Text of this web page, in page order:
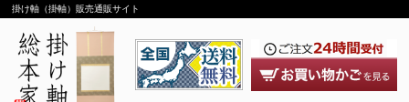
掛け軸（掛軸）販売通販サイト